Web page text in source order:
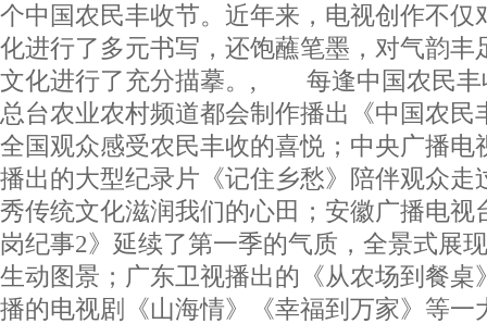
个中国农民丰收节。近年来，电视创作不仅
化进行了多元书写，还饱蘸笔墨，对气韵丰
文化进行了充分描摹。, 每逢中国农民丰
总台农业农村频道都会制作播出《中国农民
全国观众感受农民丰收的喜悦；中央广播电
播出的大型纪录片《记住乡愁》陪伴观众走
秀传统文化滋润我们的心田；安徽广播电视
岗纪事2》延续了第一季的气质，全景式展
生动图景；广东卫视播出的《从农场到餐桌
播的电视剧《山海情》《幸福到万家》等一